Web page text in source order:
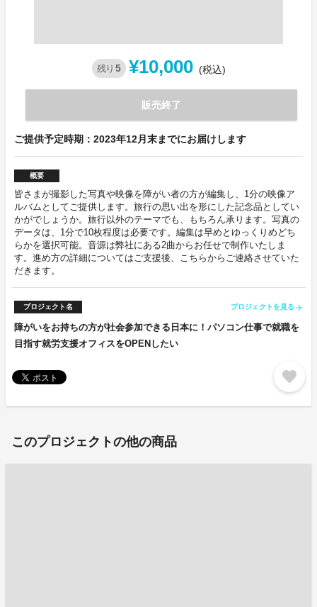
残り 5 ¥10,000 (税込)
販売終了
ご提供予定時期：2023年12月末までにお届けします
概要
皆さまが撮影した写真や映像を障がい者の方が編集し、1分の映像ア
ルバムとしてご提供します。旅行の思い出を形にした記念品としてい
かがでしょうか。旅行以外のテーマでも、もちろん承ります。写真の
データは、1分で10枚程度は必要です。編集は早めとゆっくりめどち
らかを選択可能。音源は弊社にある2曲からお任せで制作いたしま
す。進め方の詳細についてはご支援後、こちらからご連絡させていた
だきます。
プロジェクト名 プロジェクトを見る arrow_forward
障がいをお持ちの方が社会参加できる日本に！パソコン仕事で就職を
目指す就労支援オフィスをOPENしたい
favorite
このプロジェクトの他の商品